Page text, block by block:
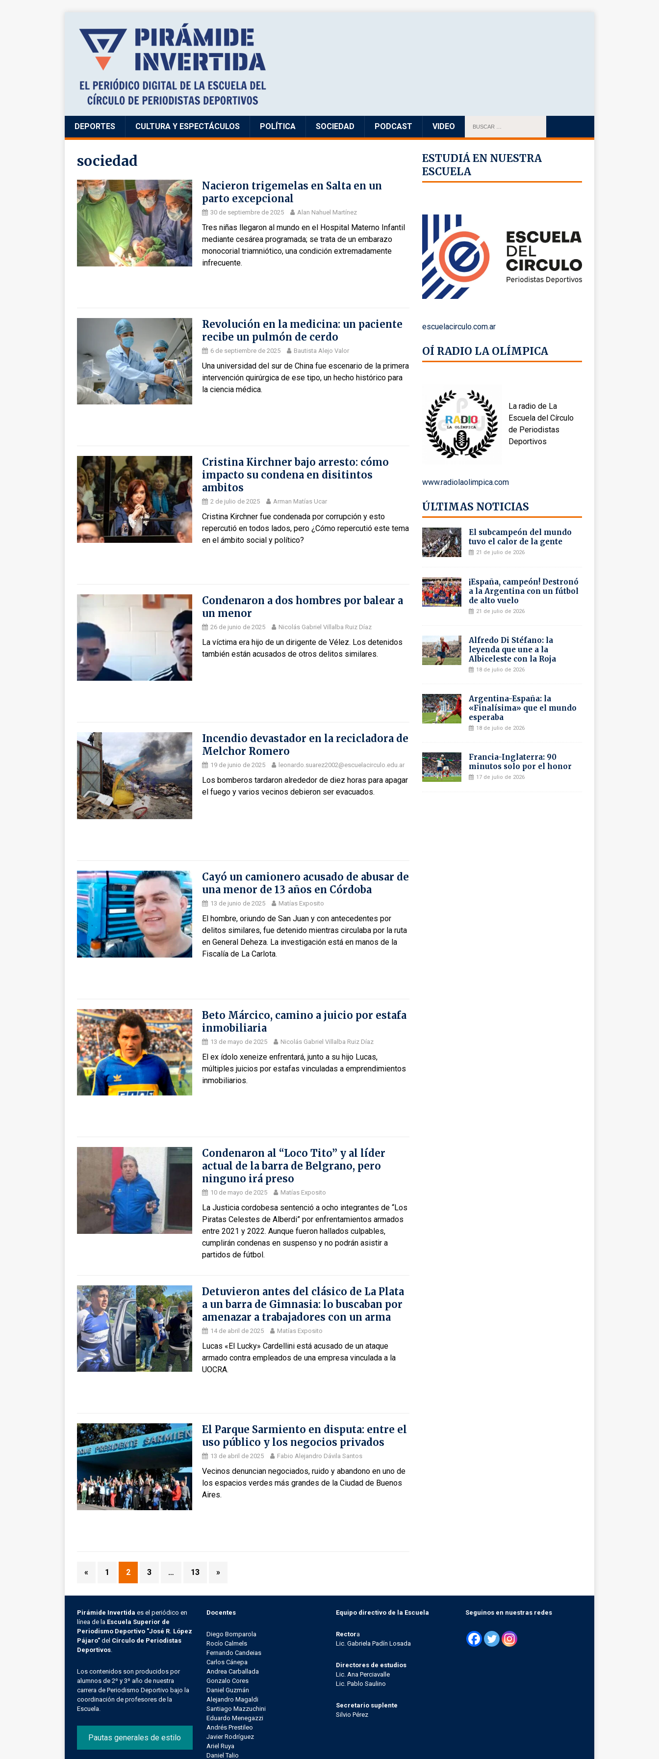
DEPORTES CULTURA Y ESPECTÁCULOS POLÍTICA SOCIEDAD PODCAST VIDEO
sociedad
Nacieron trigemelas en Salta en un
parto excepcional
30 de septiembre de 2025 Alan Nahuel Martínez
Tres niñas llegaron al mundo en el Hospital Materno Infantil
mediante cesárea programada; se trata de un embarazo
monocorial triamniótico, una condición extremadamente
infrecuente.
Revolución en la medicina: un paciente
recibe un pulmón de cerdo
6 de septiembre de 2025 Bautista Alejo Valor
Una universidad del sur de China fue escenario de la primera
intervención quirúrgica de ese tipo, un hecho histórico para
la ciencia médica.
Cristina Kirchner bajo arresto: cómo
impacto su condena en disitintos
ambitos
2 de julio de 2025 Arman Matías Ucar
Cristina Kirchner fue condenada por corrupción y esto
repercutió en todos lados, pero ¿Cómo repercutió este tema
en el ámbito social y político?
Condenaron a dos hombres por balear a
un menor
26 de junio de 2025 Nicolás Gabriel Villalba Ruiz Díaz
La víctima era hijo de un dirigente de Vélez. Los detenidos
también están acusados de otros delitos similares.
Incendio devastador en la recicladora de
Melchor Romero
19 de junio de 2025 leonardo.suarez2002@escuelacirculo.edu.ar
Los bomberos tardaron alrededor de diez horas para apagar
el fuego y varios vecinos debieron ser evacuados.
Cayó un camionero acusado de abusar de
una menor de 13 años en Córdoba
13 de junio de 2025 Matías Exposito
El hombre, oriundo de San Juan y con antecedentes por
delitos similares, fue detenido mientras circulaba por la ruta
en General Deheza. La investigación está en manos de la
Fiscalía de La Carlota.
Beto Márcico, camino a juicio por estafa
inmobiliaria
13 de mayo de 2025 Nicolás Gabriel Villalba Ruiz Díaz
El ex ídolo xeneize enfrentará, junto a su hijo Lucas,
múltiples juicios por estafas vinculadas a emprendimientos
inmobiliarios.
Condenaron al “Loco Tito” y al líder
actual de la barra de Belgrano, pero
ninguno irá preso
10 de mayo de 2025 Matías Exposito
La Justicia cordobesa sentenció a ocho integrantes de “Los
Piratas Celestes de Alberdi” por enfrentamientos armados
entre 2021 y 2022. Aunque fueron hallados culpables,
cumplirán condenas en suspenso y no podrán asistir a
partidos de fútbol.
Detuvieron antes del clásico de La Plata
a un barra de Gimnasia: lo buscaban por
amenazar a trabajadores con un arma
14 de abril de 2025 Matías Exposito
Lucas «El Lucky» Cardellini está acusado de un ataque
armado contra empleados de una empresa vinculada a la
UOCRA.
El Parque Sarmiento en disputa: entre el
uso público y los negocios privados
13 de abril de 2025 Fabio Alejandro Dávila Santos
Vecinos denuncian negociados, ruido y abandono en uno de
los espacios verdes más grandes de la Ciudad de Buenos
Aires.
« 1 2 3 … 13 »
ESTUDIÁ EN NUESTRA
ESCUELA
escuelacirculo.com.ar
OÍ RADIO LA OLÍMPICA
La radio de La
Escuela del Círculo
de Periodistas
Deportivos
www.radiolaolimpica.com
ÚLTIMAS NOTICIAS
El subcampeón del mundo
tuvo el calor de la gente
21 de julio de 2026
¡España, campeón! Destronó
a la Argentina con un fútbol
de alto vuelo
21 de julio de 2026
Alfredo Di Stéfano: la
leyenda que une a la
Albiceleste con la Roja
18 de julio de 2026
Argentina-España: la
«Finalísima» que el mundo
esperaba
18 de julio de 2026
Francia-Inglaterra: 90
minutos solo por el honor
17 de julio de 2026
Pirámide Invertida es el periódico en
línea de la Escuela Superior de
Periodismo Deportivo "José R. López
Pájaro" del Círculo de Periodistas
Deportivos.
Los contenidos son producidos por
alumnos de 2º y 3º año de nuestra
carrera de Periodismo Deportivo bajo la
coordinación de profesores de la
Escuela.
Pautas generales de estilo
Docentes
Diego Bomparola
Rocío Calmels
Fernando Candeias
Carlos Cánepa
Andrea Carballada
Gonzalo Cores
Daniel Guzmán
Alejandro Magaldi
Santiago Mazzuchini
Eduardo Menegazzi
Andrés Prestileo
Javier Rodríguez
Ariel Ruya
Daniel Talio
Equipo directivo de la Escuela
Rectora
Lic. Gabriela Padín Losada
Directores de estudios
Lic. Ana Perciavalle
Lic. Pablo Saulino
Secretario suplente
Silvio Pérez
Seguinos en nuestras redes